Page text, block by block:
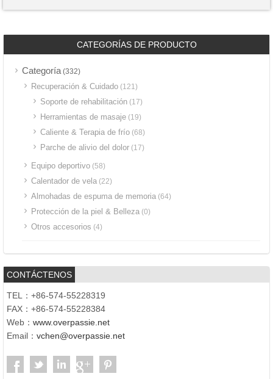
CATEGORÍAS DE PRODUCTO
Categoría(332)
Recuperación & Cuidado (121)
Soporte de rehabilitación (17)
Herramientas de masaje (19)
Caliente & Terapia de frío (68)
Parche de alivio del dolor (17)
Equipo deportivo (58)
Calentador de vela (22)
Almohadas de espuma de memoria (64)
Protección de la piel & Belleza (0)
Otros accesorios (4)
CONTÁCTENOS
TEL：+86-574-55228319
FAX：+86-574-55228384
Web： www.overpassie.net
Email： vchen@overpassie.net